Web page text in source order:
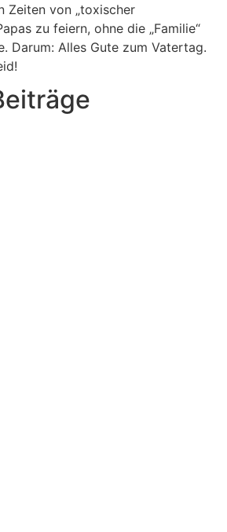
Zeiten von „toxischer
zu feiern, ohne die „Familie“
Darum: Alles Gute zum Vatertag.